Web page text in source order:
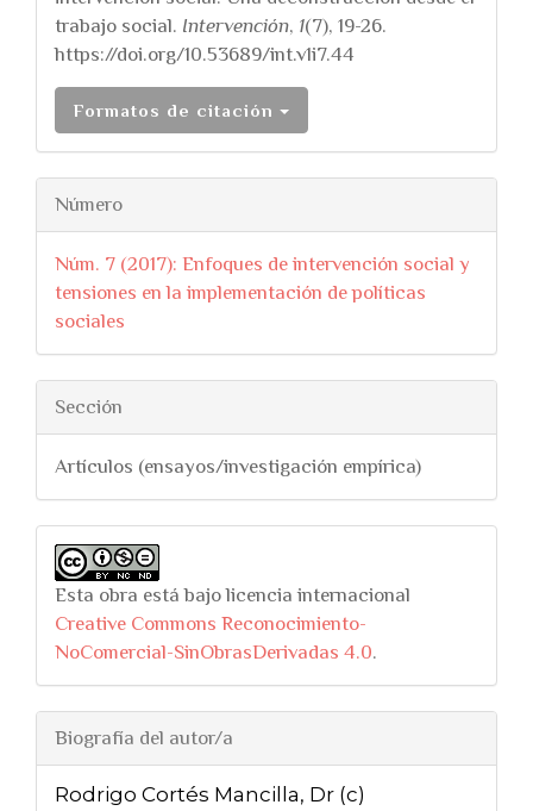
trabajo social. Intervención, 1(7), 19-26.
https://doi.org/10.53689/int.v1i7.44
Formatos de citación
Número
Núm. 7 (2017): Enfoques de intervención social y
tensiones en la implementación de políticas
sociales
Sección
Artículos (ensayos/investigación empírica)
Esta obra está bajo licencia internacional
Creative Commons Reconocimiento-
NoComercial-SinObrasDerivadas 4.0.
Biografía del autor/a
Rodrigo Cortés Mancilla, Dr (c)